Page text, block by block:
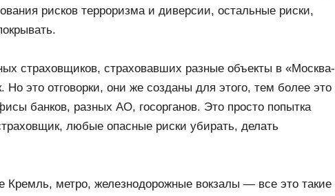
рисков терроризма и диверсии, остальные риски,
страховщиков, страховавших разные объекты в «Москва-
это отговорки, они же созданы для этого, тем более это
банков, разных АО, госорганов. Это просто попытка
любые опасные риски убирать, делать
Кремль, метро, железнодорожные вокзалы — все это такие